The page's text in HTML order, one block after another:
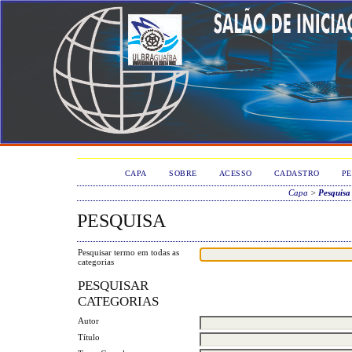
CAPA SOBRE ACESSO CADASTRO
Capa > Pesquisa
PESQUISA
Pesquisar termo em todas as
categorias
PESQUISAR
CATEGORIAS
Autor
Título